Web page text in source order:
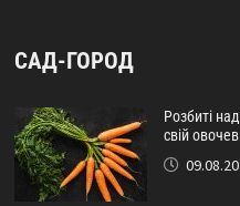
САД-ГОРОД
Розбиті
свій